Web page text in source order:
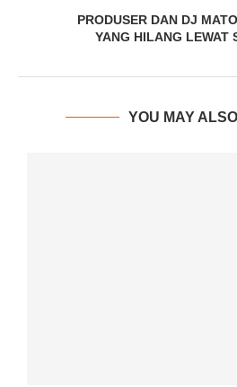
PRODUSER DAN DJ
YANG HILANG LEWAT
YOU MAY